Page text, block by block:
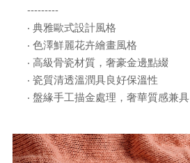
---------
‧ 典雅歐式設計風格
‧ 色澤鮮麗花卉繪畫風格
‧ 高級骨瓷材質，奢豪金邊點綴
‧ 瓷質清透溫潤具良好保溫性
‧ 盤緣手工描金處理，奢華質感兼具